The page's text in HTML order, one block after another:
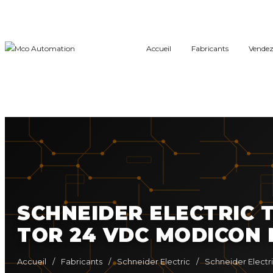
Accueil Fabricants
SCHNEIDER ELECTRIC
TOR 24 VDC
Accueil / Fabricants / Schneider Electric / Schneider